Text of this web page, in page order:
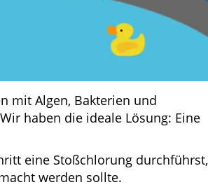
mit Algen, Bakterien und
haben die ideale Lösung: Eine
eine Stoßchlorung durchführst,
werden sollte.